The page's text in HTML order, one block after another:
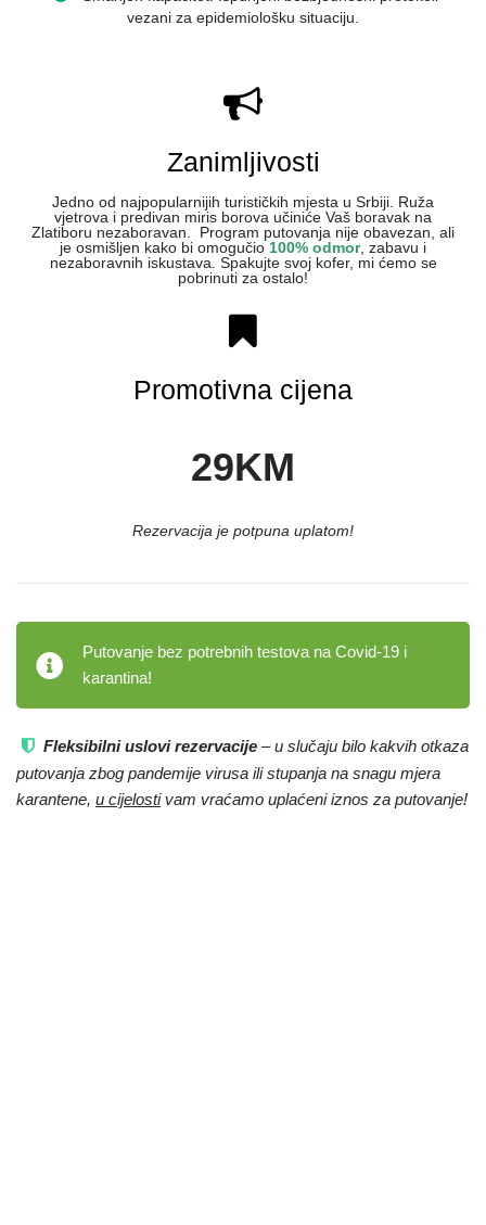
vezani za epidemiološku situaciju.
Zanimljivosti
Jedno od najpopularnijih turističkih mjesta u Srbiji. Ruža
vjetrova i predivan miris borova učiniće Vaš boravak na
Zlatiboru nezaboravan. Program putovanja nije obavezan, ali
je osmišljen kako bi omogučio 100% odmor, zabavu i
nezaboravnih iskustava. Spakujte svoj kofer, mi ćemo se
pobrinuti za ostalo!
Promotivna cijena
29KM
Rezervacija je potpuna uplatom!
Putovanje bez potrebnih testova na Covid-19 i
karantina!
Fleksibilni uslovi rezervacije – u slučaju bilo kakvih otkaza
putovanja zbog pandemije virusa ili stupanja na snagu mjera
karantene, u cijelostivam vraćamo uplaćeni iznos za putovanje!